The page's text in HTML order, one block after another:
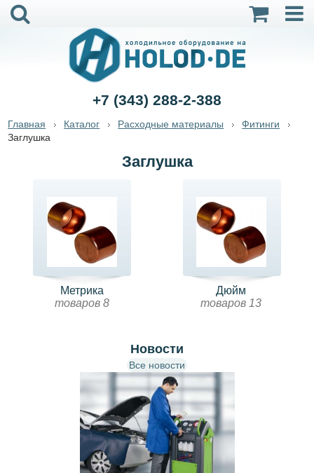
+7 (343) 288-2-388
Главная Каталог Расходные материалы
Фитинги
Заглушка
Заглушка
Метрика
товаров 8
Дюйм
товаров 13
Новости
Все новости